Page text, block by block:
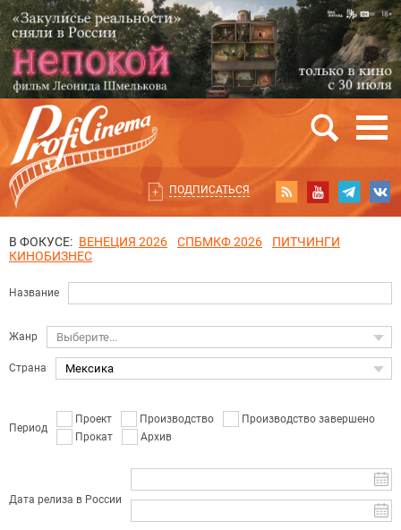
ПОДПИСАТЬСЯ
В ФОКУСЕ: ВЕНЕЦИЯ 2026 СПБМКФ 2026
ПИТЧИНГИ
КИНОБИЗНЕС
Название
Жанр Выберите...
Страна Мексика
Период
Проект Производство
Производство завершено
Прокат
Архив
Дата релиза в России